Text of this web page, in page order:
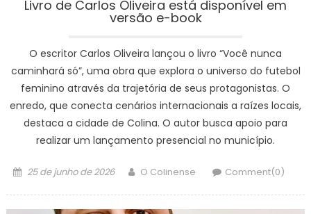
Livro de Carlos Oliveira está disponível em
versão e-book
O escritor Carlos Oliveira lançou o livro “Você nunca
caminhará só”, uma obra que explora o universo do futebol
feminino através da trajetória de seus protagonistas. O
enredo, que conecta cenários internacionais a raízes locais,
destaca a cidade de Colina. O autor busca apoio para
realizar um lançamento presencial no município.
Posted
25 de junho de 2026 Author
O Colinense Comment(0)